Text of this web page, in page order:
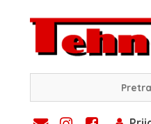
content